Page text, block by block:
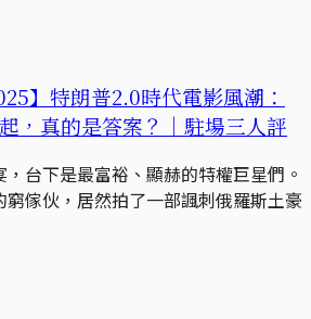
】特朗普2.0時代電影風潮：
，真的是答案？｜駐場三人評
台下是最富裕、顯赫的特權巨星們。
傢伙，居然拍了一部諷刺俄羅斯土豪